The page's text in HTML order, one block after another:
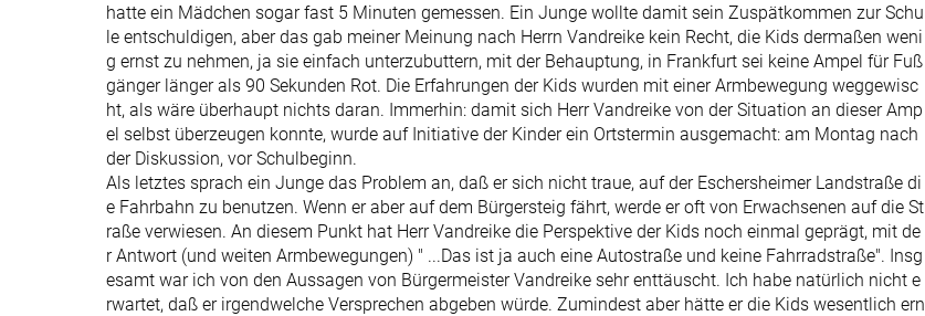
hatte ein Mädchen sogar fast 5 Minuten gemessen. Ein Junge wollte damit sein Zuspätkommen zur Schu
le entschuldigen, aber das gab meiner Meinung nach Herrn Vandreike kein Recht, die Kids dermaßen weni
g ernst zu nehmen, ja sie einfach unterzubuttern, mit der Behauptung, in Frankfurt sei keine Ampel für Fuß
gänger länger als 90 Sekunden Rot. Die Erfahrungen der Kids wurden mit einer Armbewegung weggewisc
ht, als wäre überhaupt nichts daran. Immerhin: damit sich Herr Vandreike von der Situation an dieser Amp
el selbst überzeugen konnte, wurde auf Initiative der Kinder ein Ortstermin ausgemacht: am Montag nach
der Diskussion, vor Schulbeginn.
Als letztes sprach ein Junge das Problem an, daß er sich nicht traue, auf der Eschersheimer Landstraße di
e Fahrbahn zu benutzen. Wenn er aber auf dem Bürgersteig fährt, werde er oft von Erwachsenen auf die St
raße verwiesen. An diesem Punkt hat Herr Vandreike die Perspektive der Kids noch einmal geprägt, mit de
r Antwort (und weiten Armbewegungen) " ...Das ist ja auch eine Autostraße und keine Fahrradstraße". Insg
esamt war ich von den Aussagen von Bürgermeister Vandreike sehr enttäuscht. Ich habe natürlich nicht e
rwartet, daß er irgendwelche Versprechen abgeben würde. Zumindest aber hätte er die Kids wesentlich ern